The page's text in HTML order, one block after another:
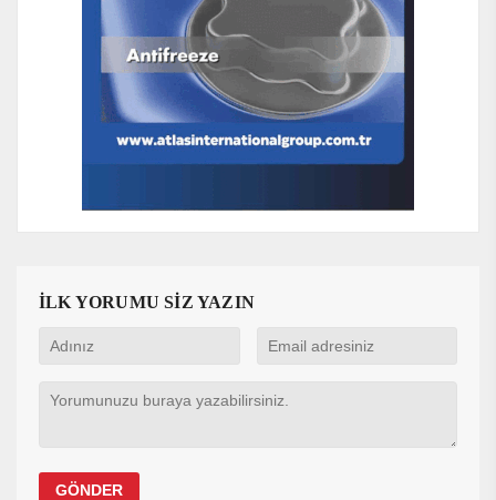
İLK YORUMU SİZ YAZIN